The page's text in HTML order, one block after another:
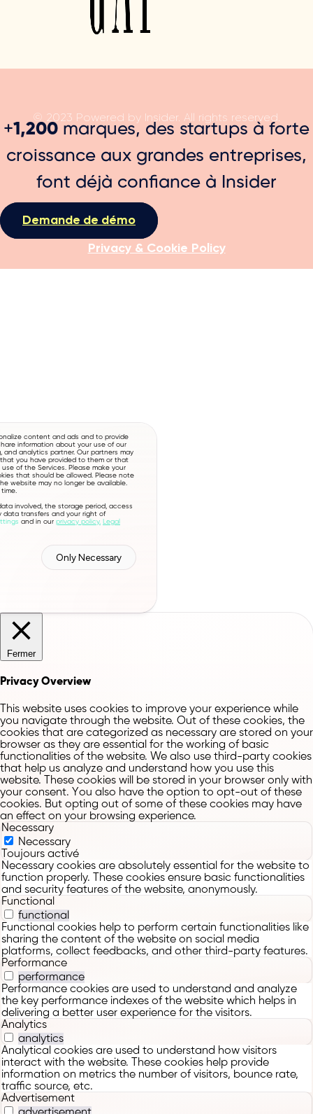
+1,200 marques, des startups à forte
croissance aux grandes entreprises,
font déjà confiance à Insider
Demande de démo
Privacy & Cookie Policy
© 2023 Powered by Insider. All rights reserved.
content and ads and to provide
information about your use of our
analytics partner. Our partners may
you have provided to them or that
of the Services. Please make your
that should be allowed. Please note
website may no longer be available.
involved, the storage period, access
transfers and your right of
and in our privacy policy. Legal
Only Necessary
Fermer
Privacy Overview
This website uses cookies to improve your experience while
you navigate through the website. Out of these cookies, the
cookies that are categorized as necessary are stored on your
browser as they are essential for the working of basic
functionalities of the website. We also use third-party cookies
that help us analyze and understand how you use this
website. These cookies will be stored in your browser only with
your consent. You also have the option to opt-out of these
cookies. But opting out of some of these cookies may have
an effect on your browsing experience.
Necessary
Necessary
Toujours activé
Necessary cookies are absolutely essential for the website to
function properly. These cookies ensure basic functionalities
and security features of the website, anonymously.
Functional
functional
Functional cookies help to perform certain functionalities like
sharing the content of the website on social media
platforms, collect feedbacks, and other third-party features.
Performance
performance
Performance cookies are used to understand and analyze
the key performance indexes of the website which helps in
delivering a better user experience for the visitors.
Analytics
analytics
Analytical cookies are used to understand how visitors
interact with the website. These cookies help provide
information on metrics the number of visitors, bounce rate,
traffic source, etc.
Advertisement